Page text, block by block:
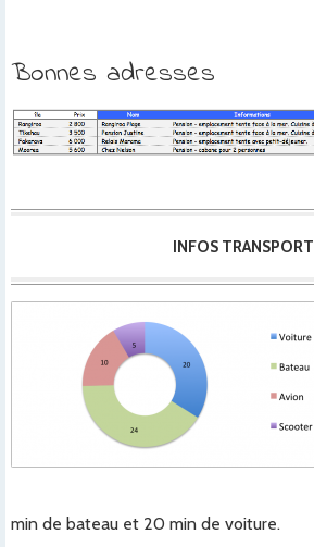
Bonnes adresses
INFOS TRANSPORT
min de bateau et 20 min de voiture.